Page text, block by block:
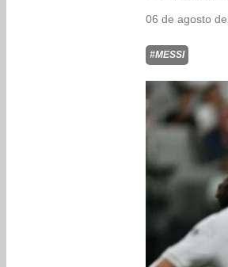
06 de agosto
#MESSI